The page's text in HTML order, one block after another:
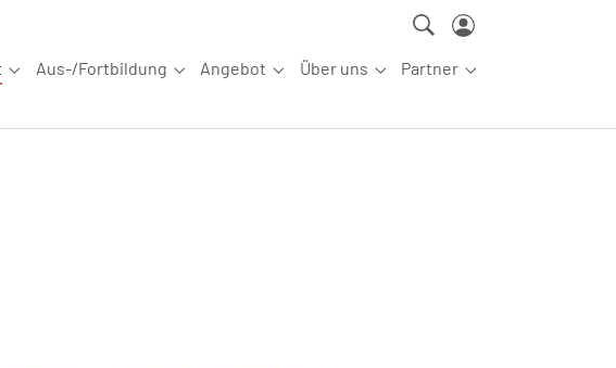
Submenu for "Wettkampfsport"
Aus-/Fortbildung
Submenu for "Aus-/Fortbildung"
Angebot
Submenu for "Angebot"
Über uns
Submenu for "Über uns"
Partner
Submenu for